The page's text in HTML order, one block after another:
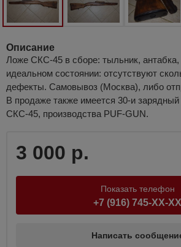
Описание
Ложе СКС-45 в сборе: тыльник, антабка,
идеальном состоянии: отсутствуют
дефекты. Самовывоз (Москва), либо
В продаже также имеется 30-и зарядный
СКС-45, производства PUF-GUN.
3 000 р.
Показать телефон
+7 (916) 745-XX-XX
Написать